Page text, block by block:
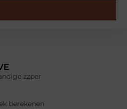
zzper
berekenen